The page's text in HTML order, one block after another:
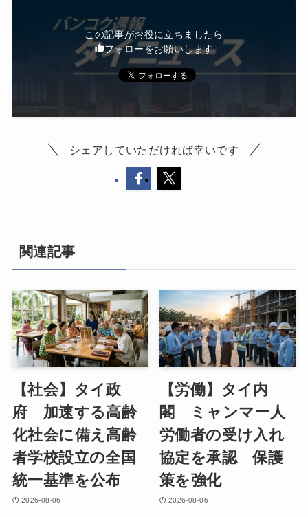
この記事がお役に立ちましたら
フォローをお願いします
シェアしていただければ幸いです
関連記事
【社会】タイ政
府 加速する高齢
化社会に備え高齢
者学校設立の全国
統一基準を公布
2026-08-06
【労働】タイ内
閣 ミャンマー人
労働者の受け入れ
協定を承認 保護
策を強化
2026-08-06